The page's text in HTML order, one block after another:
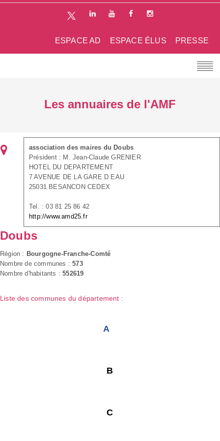
PRESSE
ESPACE ÉLUS
ESPACE AD
Les annuaires de l'AMF
association des maires du Doubs
Président : M. Jean-Claude GRENIER
HOTEL DU DEPARTEMENT
7 AVENUE DE LA GARE D EAU
25031 BESANCON CEDEX
Tel. : 03 81 25 86 42
http://www.amd25.fr
Doubs
Région : Bourgogne-Franche-Comté
Nombre de communes :573
Nombre d'habitants :552619
Liste des communes du département :
A
B
C